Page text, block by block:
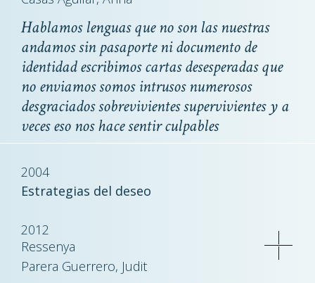
Hablamos lenguas que no son las nuestras
andamos sin pasaporte ni documento de
identidad escribimos cartas desesperadas que
no enviamos somos intrusos numerosos
desgraciados sobrevivientes supervivientes y a
veces eso nos hace sentir culpables
2004
Estrategias del deseo
2012
Ressenya
Parera Guerrero, Judit